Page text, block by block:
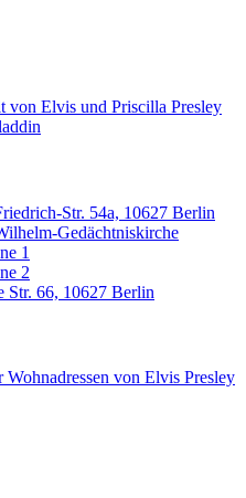
von Elvis und Priscilla Presley
Str. 54a, 10627 Berlin
Gedächtniskirche
1
2
Str. 66, 10627 Berlin
Wohnadressen von Elvis Presley